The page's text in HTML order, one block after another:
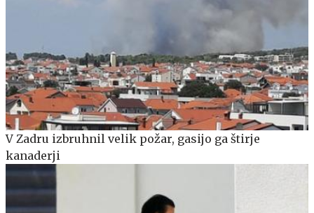
V Zadru izbruhnil velik požar, gasijo ga štirje
kanaderji